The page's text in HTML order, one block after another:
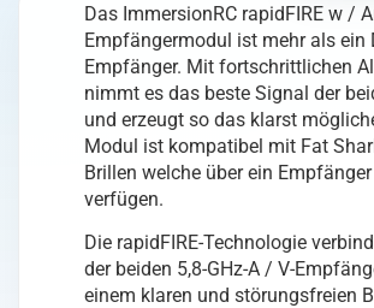
Plus
Empfangsmodul
für
Dominator
Brillen,
V2
Menge
Das ImmersionRC rapidFIRE w /
Empfängermodul ist mehr als ein
Empfänger. Mit fortschrittlichen
nimmt es das beste Signal der
und erzeugt so das klarst
Modul ist kompatibel mit Fat
Brillen welche über ein
verfügen.
Die rapidFIRE-Technologie
der beiden 5,8-GHz-A / V-
einem klaren und störungsfreien